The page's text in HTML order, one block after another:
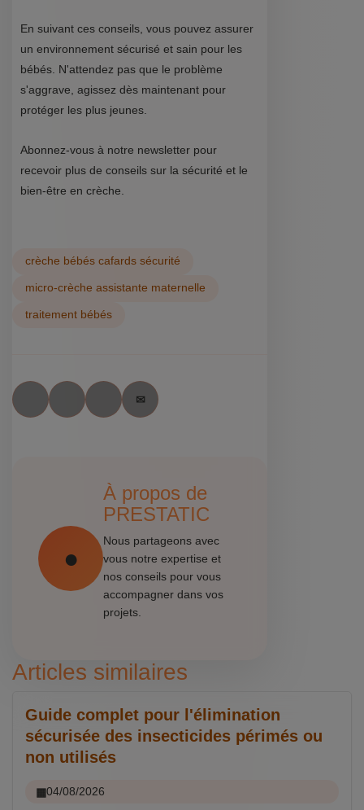
En suivant ces conseils, vous pouvez assurer
un environnement sécurisé et sain pour les
bébés. N'attendez pas que le problème
s'aggrave, agissez dès maintenant pour
protéger les plus jeunes.
Abonnez-vous à notre newsletter pour
recevoir plus de conseils sur la sécurité et le
bien-être en crèche.
crèche bébés cafards sécurité
micro-crèche assistante maternelle
traitement bébés
À propos de
PRESTATIC
Nous partageons avec
vous notre expertise et
nos conseils pour vous
accompagner dans vos
projets.
Articles similaires
Guide complet pour l'élimination
sécurisée des insecticides périmés ou
non utilisés
04/08/2026